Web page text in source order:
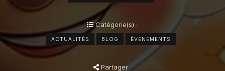
Catégorie(s) :
ACTUALITÉS BLOG ÉVÉNEMENTS
Partager :